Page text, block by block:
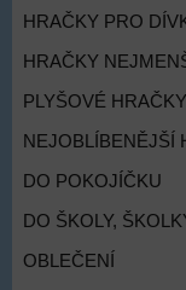
HRAČKY PRO
HRAČKY
PLYŠOVÉ HRAČKY
NEJOBLÍBENĚJŠÍ
DO POKOJÍČKU
DO ŠKOLY,
OBLEČENÍ